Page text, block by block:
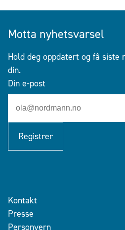
Motta nyhetsvarsel
Hold deg oppdatert og få siste
din.
Din e-post
Registrer
Kontakt
Presse
Personvern